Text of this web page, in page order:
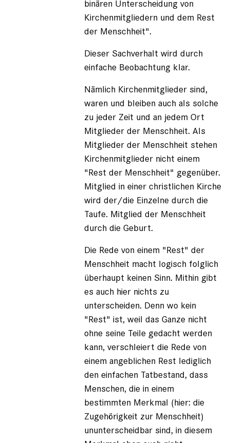
binären Unterscheidung von
Kirchenmitgliedern und dem Rest
der Menschheit".
Dieser Sachverhalt wird durch
einfache Beobachtung klar.
Nämlich Kirchenmitglieder sind,
waren und bleiben auch als solche
zu jeder Zeit und an jedem Ort
Mitglieder der Menschheit. Als
Mitglieder der Menschheit stehen
Kirchenmitglieder nicht einem
"Rest der Menschheit" gegenüber.
Mitglied in einer christlichen Kirche
wird der/die Einzelne durch die
Taufe. Mitglied der Menschheit
durch die Geburt.
Die Rede von einem "Rest" der
Menschheit macht logisch folglich
überhaupt keinen Sinn. Mithin gibt
es auch hier nichts zu
unterscheiden. Denn wo kein
"Rest" ist, weil das Ganze nicht
ohne seine Teile gedacht werden
kann, verschleiert die Rede von
einem angeblichen Rest lediglich
den einfachen Tatbestand, dass
Menschen, die in einem
bestimmten Merkmal (hier: die
Zugehörigkeit zur Menschheit)
ununterscheidbar sind, in diesem